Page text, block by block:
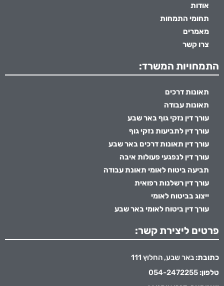
אודות
תחומי התמחות
מאמרים
צרו קשר
התמחויות המשרד:
תאונות דרכים
תאונות עבודה
עורך דין נזקי גוף באר שבע
עורך דין לתביעות נזקי גוף
עורך דין תאונות דרכים באר שבע
עורך דין לנפגעי פעולות איבה
תביעה ביטוח לאומי תאונת עבודה
עורך דין רשלנות רפואית
ייצוג בביטוח לאומי
עורך דין ביטוח לאומי באר שבע
פרטים ליצירת קשר:
כתובת:באר שבע, החלוץ 111
טלפון:054-2472255